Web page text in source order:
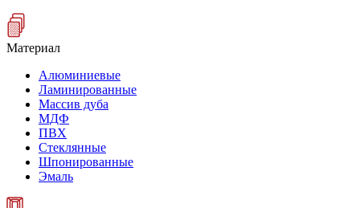
Материал
Алюминиевые
Ламинированные
Массив дуба
МДФ
ПВХ
Стеклянные
Шпонированные
Эмаль